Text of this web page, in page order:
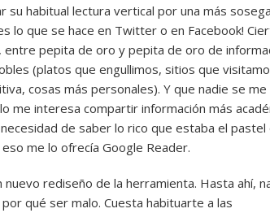
su habitual lectura vertical por una más
lo que se hace en Twitter o en Facebook!
pepita de oro y pepita de oro de
(platos que engullimos, sitios que
cosas más personales). Y que nadie se me
me interesa compartir información más
de saber lo rico que estaba el pastel
me lo ofrecía Google Reader.
nuevo rediseño de la herramienta. Hasta ahí,
qué ser malo. Cuesta habituarte a las